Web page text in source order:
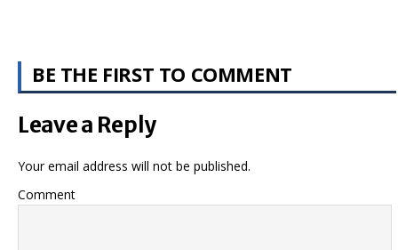
BE THE FIRST TO COMMENT
Leave a Reply
Your email address will not be published.
Comment